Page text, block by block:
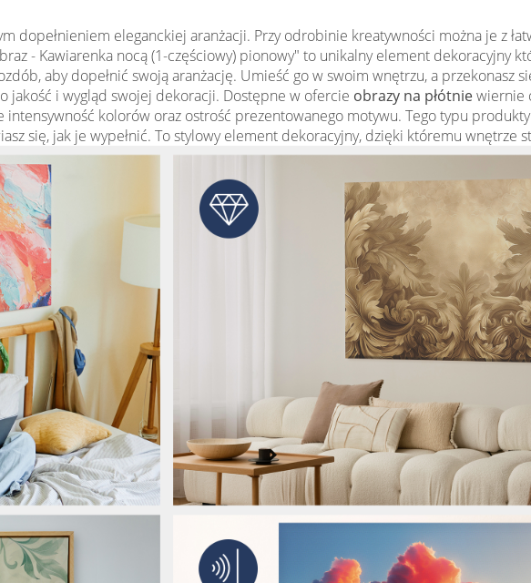
dopełnieniem eleganckiej aranżacji. Przy odrobinie kreatywności można je z
- Kawiarenka nocą (1-częściowy) pionowy" to unikalny element dekoracyjny
aby dopełnić swoją aranżację. Umieść go w swoim wnętrzu, a przekonasz
jakość i wygląd swojej dekoracji. Dostępne w ofercie obrazy na płótniewiernie
kolorów oraz ostrość prezentowanego motywu. Tego typu
się, jak je wypełnić. To stylowy element dekoracyjny, dzięki któremu wnętrze